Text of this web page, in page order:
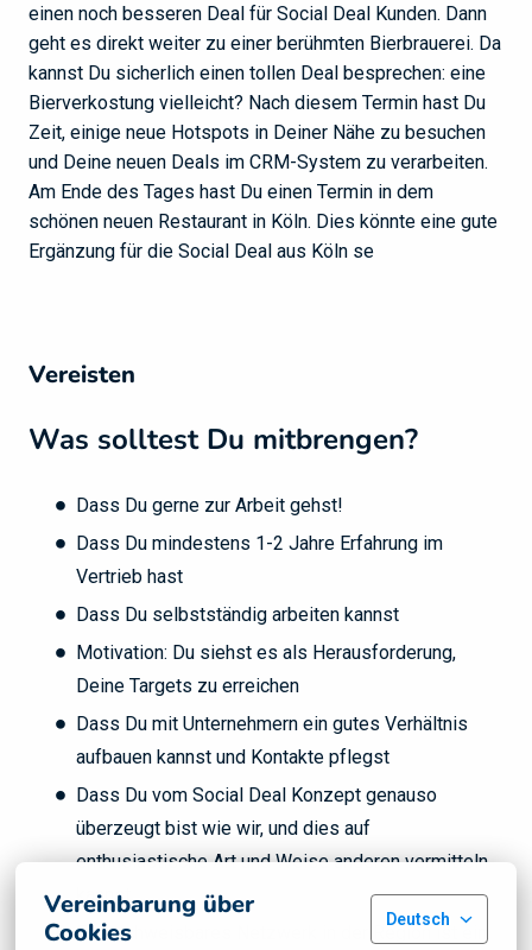
Vereinbarung über
Cookies
Deutsch
einen noch besseren Deal für Social Deal Kunden. Dann
geht es direkt weiter zu einer berühmten Bierbrauerei. Da
kannst Du sicherlich einen tollen Deal besprechen: eine
Bierverkostung vielleicht? Nach diesem Termin hast Du
Zeit, einige neue Hotspots in Deiner Nähe zu besuchen
und Deine neuen Deals im CRM-System zu verarbeiten.
Am Ende des Tages hast Du einen Termin in dem
schönen neuen Restaurant in Köln. Dies könnte eine gute
Ergänzung für die Social Deal aus Köln se
Vereisten
Was solltest Du mitbrengen?
Dass Du gerne zur Arbeit gehst!
Dass Du mindestens 1-2 Jahre Erfahrung im
Vertrieb hast
Dass Du selbstständig arbeiten kannst
Motivation: Du siehst es als Herausforderung,
Deine Targets zu erreichen
Dass Du mit Unternehmern ein gutes Verhältnis
aufbauen kannst und Kontakte pflegst
Dass Du vom Social Deal Konzept genauso
überzeugt bist wie wir, und dies auf
enthusiastische Art und Weise anderen vermitteln
kannst
Ein nachweisbares Netzwerk in der Region ist ein